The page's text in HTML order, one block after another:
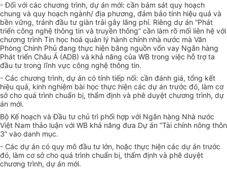
- Đối với các chương trình, dự án mới: cần bám sát quy hoạch
chung và quy hoạch ngành/ địa phương, đảm bảo tính hiệu quả và
bền vững, tránh đầu tư giàn trải gây lãng phí. Riêng dự án “Phát
triển công nghệ thông tin và truyền thông” cần làm rõ mối liên hệ với
chương trình Tin học hoá quản lý hành chính nhà nước mà Văn
Phòng Chính Phủ đang thực hiện bằng nguồn vốn vay Ngân hàng
Phát triển Châu Á (ADB) và khả năng của WB trong việc hỗ trợ ta
đầu tư trong lĩnh vực công nghệ thông tin.
- Các chương trình, dự án có tính tiếp nối: cần đánh giá, tổng kết
hiệu quả, kinh nghiệm bài học thực hiện các dự án trước đó, làm cơ
sở cho quá trình chuẩn bị, thẩm định và phê duyệt chương trình, dự
án mới.
Bộ Kế hoạch và Đầu tư chủ trì phối hợp với Ngân hàng Nhà nước
Việt Nam thảo luận với WB khả năng đưa Dự án “Tài chính nông thôn
3” vào danh mục.
- Các dự án có quy mô đầu tư lớn, hoặc thực hiện các dự án trước
đó, làm cơ sở cho quá trình chuẩn bị, thẩm định và phê duyệt
chương trình, dự án mới.